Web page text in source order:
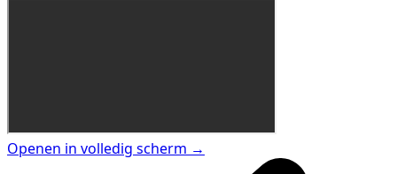
Openen in volledig scherm →